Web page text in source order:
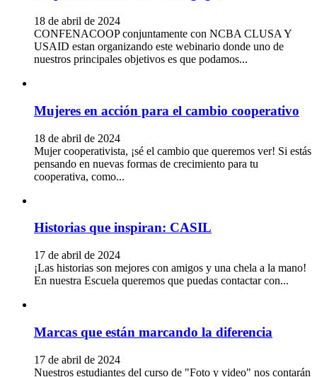
18 de abril de 2024
CONFENACOOP conjuntamente con NCBA CLUSA Y
USAID estan organizando este webinario donde uno de
nuestros principales objetivos es que podamos...
Mujeres en acción para el cambio cooperativo
18 de abril de 2024
Mujer cooperativista, ¡sé el cambio que queremos ver! Si estás
pensando en nuevas formas de crecimiento para tu
cooperativa, como...
Historias que inspiran: CASIL
17 de abril de 2024
¡Las historias son mejores con amigos y una chela a la mano!
En nuestra Escuela queremos que puedas contactar con...
Marcas que están marcando la diferencia
17 de abril de 2024
Nuestros estudiantes del curso de "Foto y video" nos contarán